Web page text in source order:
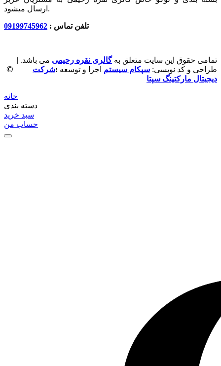
ارسال میشود.
تلفن تماس : 09199745962
©
تمامی حقوق این سایت متعلق بهگالری نقره رحیمی می باشد. |
طراحی و کد نویسی: سپکام سیستم اجرا و توسعه :شرکت
دیجیتال مارکتینگ سپتا
خانه
دسته بندی
سبد خرید
حساب من